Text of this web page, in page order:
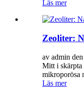
Läs mer
Zeoliter:
av admin
Mitt i skärpta
mikroporösa
Läs mer